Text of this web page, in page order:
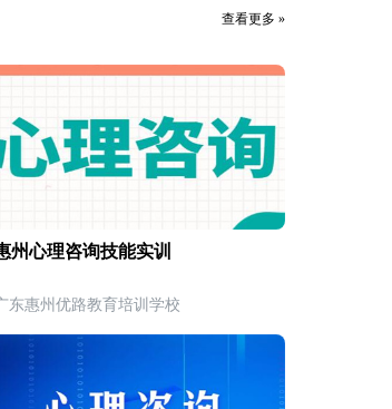
查看更多 »
州心理咨询技能实训
东惠州优路教育培训学校